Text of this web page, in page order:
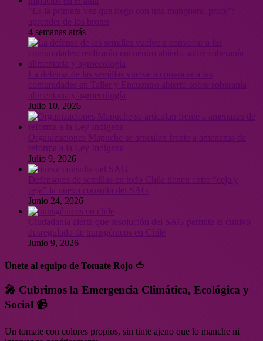
4 semanas atrás
Julio 10, 2026
Organizaciones Mapuche se articulan frente a amenazas de
Julio 9, 2026
ceja” la nueva consulta del SAG
Junio 24, 2026
Ciudadanía alerta que resolución del SAG permite el cultivo
desregulado de transgénicos en Chile
Junio 9, 2026
Únete al equipo de Tomate Rojo 🍅
🎤 Cubrimos la Emergencia Climática, Ecológica y
Social 📹
Un tomate con colores propios, sin tinte ajeno que lo manche ni